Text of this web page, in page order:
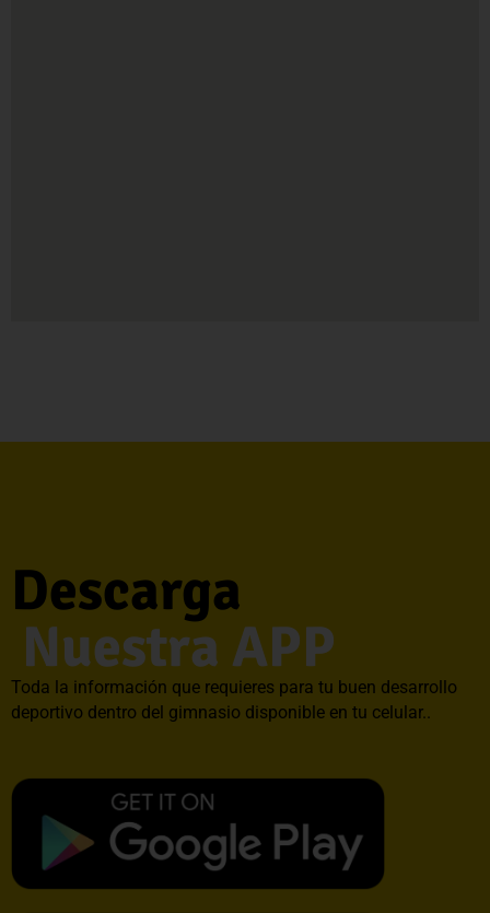
Descarga
Nuestra APP
Toda la información que requieres para tu buen desarrollo
deportivo dentro del gimnasio disponible en tu celular..